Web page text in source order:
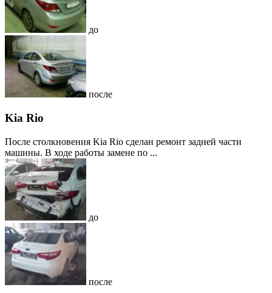
до
после
Kia Rio
После столкновения Kia Rio сделан ремонт задней части
машины. В ходе работы замене по ...
до
после